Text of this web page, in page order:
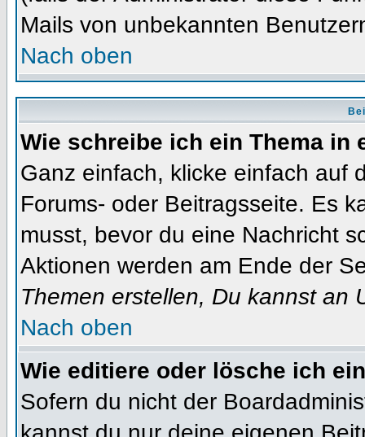
Mails von unbekannten
Nach oben
Wie schreibe ich ein Thema in
Ganz einfach, klicke einfach auf
Forums- oder Beitragsseite. Es
musst, bevor du eine Nachricht
Aktionen werden am Ende der
Themen erstellen, Du kannst an
Nach oben
Wie editiere oder lösche ich
Sofern du nicht der